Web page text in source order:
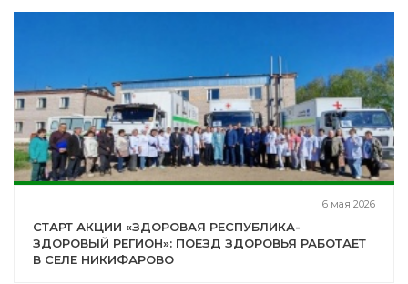
6 мая 2026
СТАРТ АКЦИИ «ЗДОРОВАЯ РЕСПУБЛИКА-
ЗДОРОВЫЙ РЕГИОН»: ПОЕЗД ЗДОРОВЬЯ РАБОТАЕТ
В СЕЛЕ НИКИФАРОВО